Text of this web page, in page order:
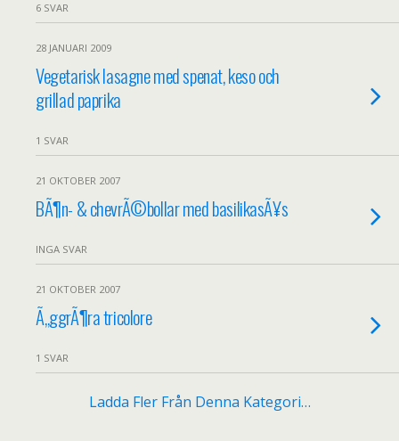
6 SVAR
28 JANUARI 2009
Vegetarisk lasagne med spenat, keso och
grillad paprika
1 SVAR
21 OKTOBER 2007
BÃ¶n- & chevrÃ©bollar med basilikasÃ¥s
INGA SVAR
21 OKTOBER 2007
Ã„ggrÃ¶ra tricolore
1 SVAR
Ladda Fler Från Denna Kategori…